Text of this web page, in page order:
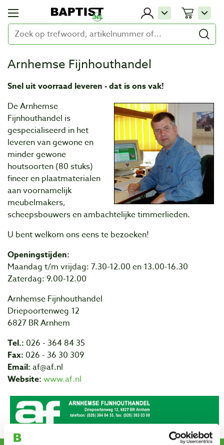
Arnhemse Fijnhouthandel
Snel uit voorraad leveren - dat is ons vak!
De Arnhemse
Fijnhouthandel is
gespecialiseerd in het
leveren van gewone en
minder gewone
houtsoorten (80 stuks)
fineer en plaatmaterialen
aan voornamelijk
meubelmakers,
scheepsbouwers en ambachtelijke timmerlieden.
U bent welkom ons eens te bezoeken!
Openingstijden:
Maandag t/m vrijdag: 7.30-12.00 en 13.00-16.30
Zaterdag: 9.00-12.00
Arnhemse Fijnhouthandel
Driepoortenweg 12
6827 BR Arnhem
Tel.: 026 - 364 84 35
Fax: 026 - 36 30 309
Email: af@af.nl
Website: www.af.nl